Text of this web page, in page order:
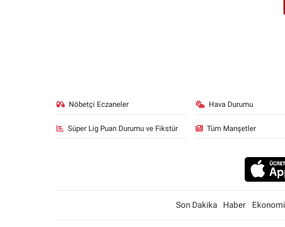
Nöbetçi Eczaneler Hava Durumu
Süper Lig Puan Durumu ve Fikstür Tüm Manşetler
Son Dakika Haber Ekonomi